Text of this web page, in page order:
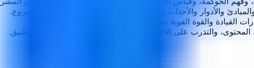
والأدوار والأحداث وتكييف الأساليب مع عدم اليقين في المشروع.